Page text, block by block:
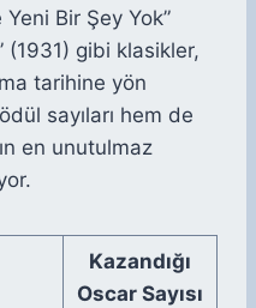
Bir Şey Yok”
(1931) gibi klasikler,
tarihine yön
sayıları hem de
en unutulmaz
Kazandığı
Oscar Sayısı